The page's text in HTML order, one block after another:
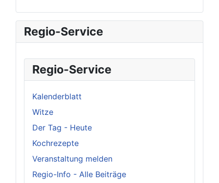
Regio-Service
Regio-Service
Kalenderblatt
Witze
Der Tag - Heute
Kochrezepte
Veranstaltung melden
Regio-Info - Alle Beiträge